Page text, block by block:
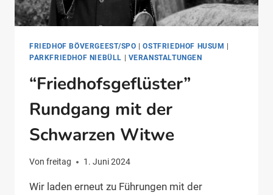
FRIEDHOF BÖVERGEEST/SPO |OSTFRIEDHOF HUSUM |
PARKFRIEDHOF NIEBÜLL | VERANSTALTUNGEN
“Friedhofsgeflüster”
Rundgang mit der
Schwarzen Witwe
Von freitag 1. Juni 2024
Wir laden erneut zu Führungen mit der